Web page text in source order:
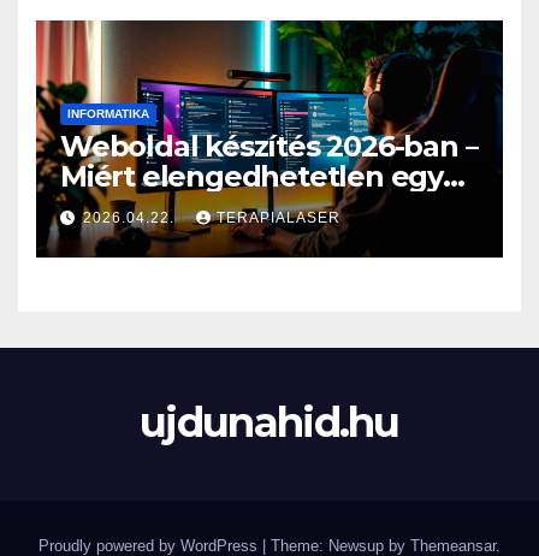
INFORMATIKA
Weboldal készítés 2026-ban –
Miért elengedhetetlen egy
profi online jelenlét?
2026.04.22. TERAPIALASER
ujdunahid.hu
Proudly powered by WordPress | Theme: Newsup by Themeansar.